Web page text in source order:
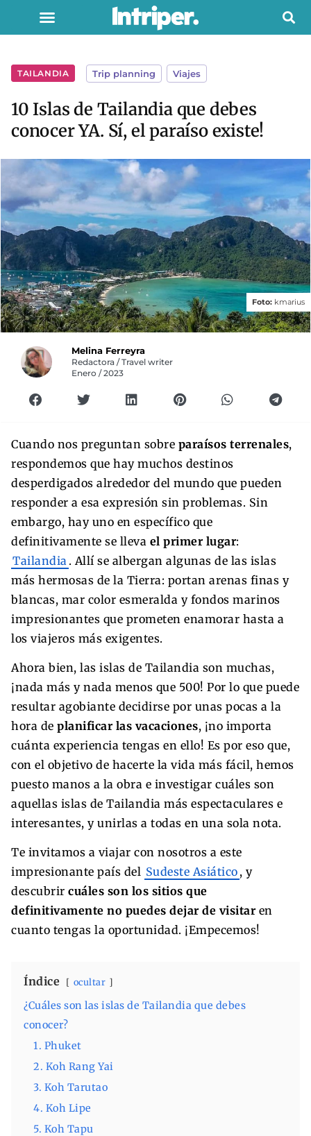
TAILANDIA Trip planning Viajes
10 Islas de Tailandia que debes
conocer YA. Sí, el paraíso existe!
Foto: kmarius
Melina Ferreyra
Redactora / Travel writer
Enero / 2023
Cuando nos preguntan sobre paraísos terrenales,
respondemos que hay muchos destinos
desperdigados alrededor del mundo que pueden
responder a esa expresión sin problemas. Sin
embargo, hay uno en específico que
definitivamente se lleva el primer lugar:
Tailandia . Allí se albergan algunas de las islas
más hermosas de la Tierra: portan arenas finas y
blancas, mar color esmeralda y fondos marinos
impresionantes que prometen enamorar hasta a
los viajeros más exigentes.
Ahora bien, las islas de Tailandia son muchas,
¡nada más y nada menos que 500! Por lo que puede
resultar agobiante decidirse por unas pocas a la
hora de planificar las vacaciones, ¡no importa
cuánta experiencia tengas en ello! Es por eso que,
con el objetivo de hacerte la vida más fácil, hemos
puesto manos a la obra e investigar cuáles son
aquellas islas de Tailandia más espectaculares e
interesantes, y unirlas a todas en una sola nota.
Te invitamos a viajar con nosotros a este
impresionante país del Sudeste Asiático , y
descubrir cuáles son los sitios que
definitivamente no puedes dejar de visitaren
cuanto tengas la oportunidad. ¡Empecemos!
Índice ocultar
¿Cuáles son las islas de Tailandia que debes
conocer?
1. Phuket
2. Koh Rang Yai
3. Koh Tarutao
4. Koh Lipe
5. Koh Tapu